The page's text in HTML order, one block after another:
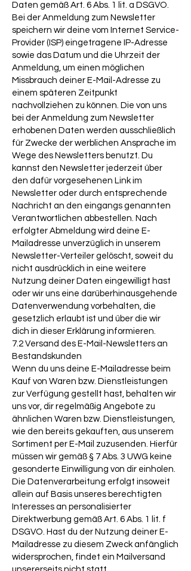
Daten gemäß Art. 6 Abs. 1 lit. a DSGVO.
Bei der Anmeldung zum Newsletter
speichern wir deine vom Internet Service-
Provider (ISP) eingetragene IP-Adresse
sowie das Datum und die Uhrzeit der
Anmeldung, um einen möglichen
Missbrauch deiner E-Mail-Adresse zu
einem späteren Zeitpunkt
nachvollziehen zu können. Die von uns
bei der Anmeldung zum Newsletter
erhobenen Daten werden ausschließlich
für Zwecke der werblichen Ansprache im
Wege des Newsletters benutzt. Du
kannst den Newsletter jederzeit über
den dafür vorgesehenen Link im
Newsletter oder durch entsprechende
Nachricht an den eingangs genannten
Verantwortlichen abbestellen. Nach
erfolgter Abmeldung wird deine E-
Mailadresse unverzüglich in unserem
Newsletter-Verteiler gelöscht, soweit du
nicht ausdrücklich in eine weitere
Nutzung deiner Daten eingewilligt hast
oder wir uns eine darüberhinausgehende
Datenverwendung vorbehalten, die
gesetzlich erlaubt ist und über die wir
dich in dieser Erklärung informieren.
7.2 Versand des E-Mail-Newsletters an
Bestandskunden
Wenn du uns deine E-Mailadresse beim
Kauf von Waren bzw. Dienstleistungen
zur Verfügung gestellt hast, behalten wir
uns vor, dir regelmäßig Angebote zu
ähnlichen Waren bzw. Dienstleistungen,
wie den bereits gekauften, aus unserem
Sortiment per E-Mail zuzusenden. Hierfür
müssen wir gemäß § 7 Abs. 3 UWG keine
gesonderte Einwilligung von dir einholen.
Die Datenverarbeitung erfolgt insoweit
allein auf Basis unseres berechtigten
Interesses an personalisierter
Direktwerbung gemäß Art. 6 Abs. 1 lit. f
DSGVO. Hast du der Nutzung deiner E-
Mailadresse zu diesem Zweck anfänglich
widersprochen, findet ein Mailversand